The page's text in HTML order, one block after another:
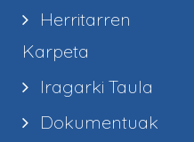
Herritarren
Karpeta
Iragarki Taula
Dokumentuak